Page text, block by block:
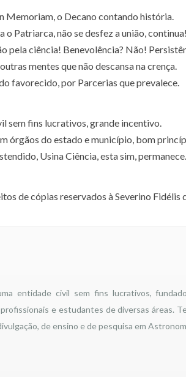
Memoriam, o Decano contando história.
o Patriarca, não se desfez a união,
pela ciência! Benevolência? Não!
mentes que não descansa na crença.
favorecido, por Parcerias que prevalece.
sem fins lucrativos, grande incentivo.
órgãos do estado e município, bom
Usina Ciência, esta sim, permanece.
de cópias reservados à Severino Fidélis
entidade civil sem fins lucrativos,
e estudantes de diversas áreas.
de ensino e de pesquisa em